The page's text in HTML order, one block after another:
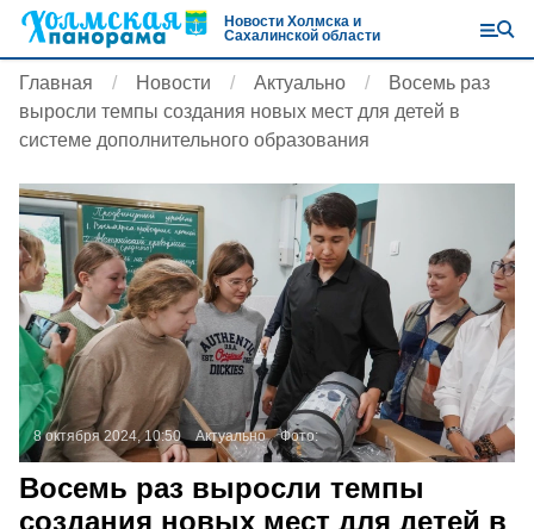
Новости Холмска и
Сахалинской области
Главная Новости Актуально
Восемь раз
выросли темпы создания новых мест для детей в
системе дополнительного образования
8 октября 2024, 10:50 Актуально Фото:
Восемь раз выросли темпы
создания новых мест для детей в